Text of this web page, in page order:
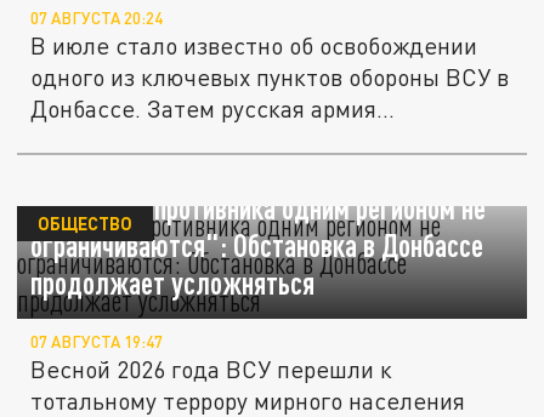
07 АВГУСТА 20:24
В июле стало известно об освобождении
одного из ключевых пунктов обороны ВСУ в
Донбассе. Затем русская армия...
"Аппетиты противника одним регионом не
ограничиваются": Обстановка в Донбассе
продолжает усложняться
ОБЩЕСТВО
07 АВГУСТА 19:47
Весной 2026 года ВСУ перешли к
тотальному террору мирного населения